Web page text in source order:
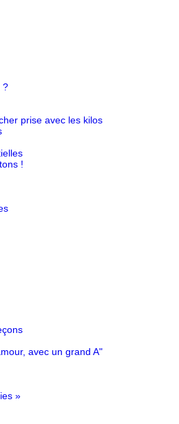
?
prise avec les kilos
!
avec un grand A"
»